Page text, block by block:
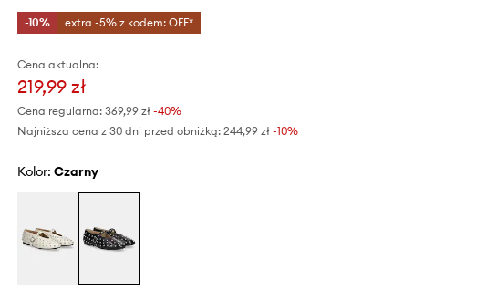
-10% extra -5% z kodem: OFF*
Cena aktualna:
219,99 zł
Cena regularna: 369,99 zł-40%
Najniższa cena z 30 dni przed obniżką: 244,99 zł -10%
Kolor: czarny